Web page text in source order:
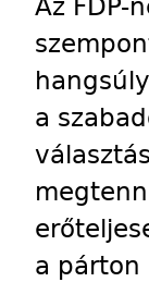
a
a párton